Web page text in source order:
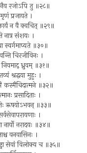
नैव रजोऽपि तु ॥२८॥
प्रजायते ।
न वै क्वचित् ॥२९॥
संशयः ।
स्वर्गमाप्यते ॥३०॥
चिरजीविनः ।
नियमाद् ध्रुवम् ॥३१॥
श्रद्धया मुहुः ।
कस्मैचिदात्मने ॥३२॥
प्रसादिताः ।
ऋषयोऽभवन् ॥३३॥
।
नार्यो नरादयः ॥३४॥
वनवासिनः ।
सेवां विलोक्य च ॥३५॥